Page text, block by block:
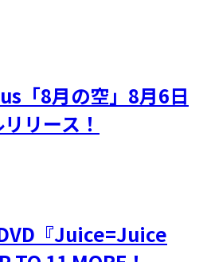
「8月の空」8月6日
リース！
『Juice=Juice